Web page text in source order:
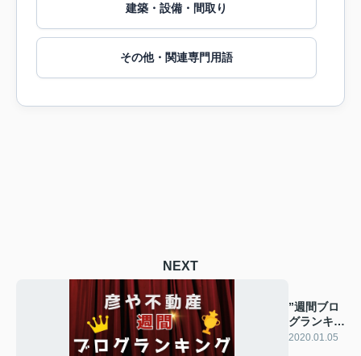
建築・設備・間取り
その他・関連専門用語
NEXT
”週間ブロ
グランキン
グ”
2020.01.05